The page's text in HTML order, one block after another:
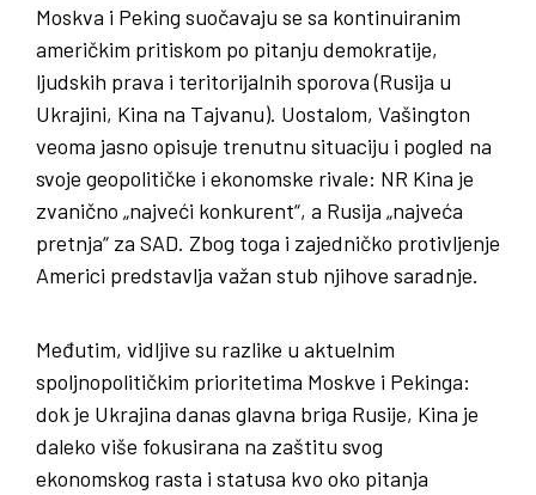
Moskva i Peking suočavaju se sa kontinuiranim
američkim pritiskom po pitanju demokratije,
ljudskih prava i teritorijalnih sporova (Rusija u
Ukrajini, Kina na Tajvanu). Uostalom, Vašington
veoma jasno opisuje trenutnu situaciju i pogled na
svoje geopolitičke i ekonomske rivale: NR Kina je
zvanično „najveći konkurent“, a Rusija „najveća
pretnja“ za SAD. Zbog toga i zajedničko protivljenje
Americi predstavlja važan stub njihove saradnje.
Međutim, vidljive su razlike u aktuelnim
spoljnopolitičkim prioritetima Moskve i Pekinga:
dok je Ukrajina danas glavna briga Rusije, Kina je
daleko više fokusirana na zaštitu svog
ekonomskog rasta i statusa kvo oko pitanja